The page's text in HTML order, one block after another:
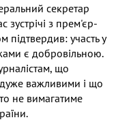
секретар
зустрічі з прем'єр-
участь у
є добровільною.
що
дуже важливими і що
не вимагатиме